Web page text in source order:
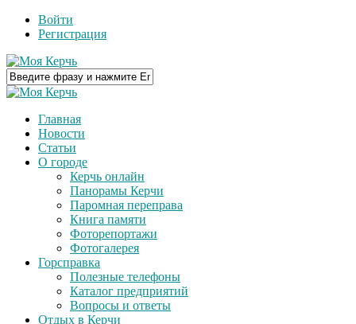
Войти
Регистрация
Главная
Новости
Статьи
О городе
Керчь онлайн
Панорамы Керчи
Паромная переправа
Книга памяти
Фоторепортажи
Фотогалерея
Горсправка
Полезные телефоны
Каталог предприятий
Вопросы и ответы
Отдых в Керчи